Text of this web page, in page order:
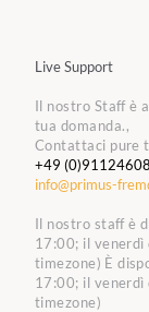
Live Support
Il nostro Staff è
tua domanda.,
Contattaci pure
+49 (0)91124608
info@primus-
Il nostro staff è
17:00; il
timezone) È
17:00; il
timezone)